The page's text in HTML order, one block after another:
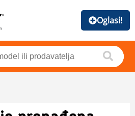
Oglasi!